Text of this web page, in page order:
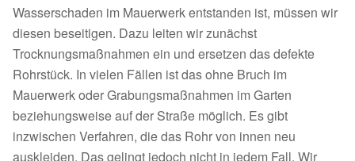
Wasserschaden im Mauerwerk entstanden ist, müssen wir
diesen beseitigen. Dazu leiten wir zunächst
Trocknungsmaßnahmen ein und ersetzen das defekte
Rohrstück. In vielen Fällen ist das ohne Bruch im
Mauerwerk oder Grabungsmaßnahmen im Garten
beziehungsweise auf der Straße möglich. Es gibt
inzwischen Verfahren, die das Rohr von innen neu
auskleiden. Das gelingt jedoch nicht in jedem Fall. Wir